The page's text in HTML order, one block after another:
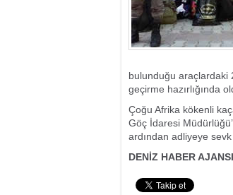
bulunduğu araçlardaki
geçirme hazırlığında
Çoğu Afrika kökenli
Göç İdaresi
ardından adliyeye
DENİZ HABER AJANSI